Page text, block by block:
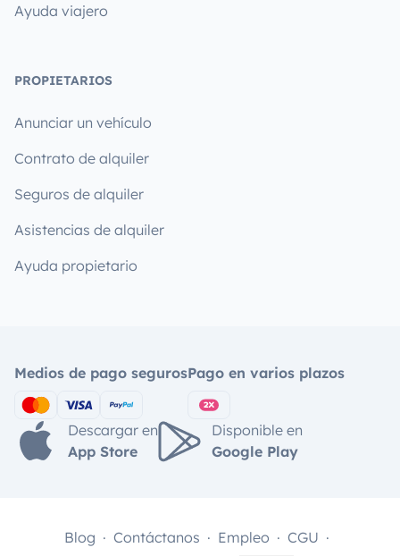
Ayuda viajero
PROPIETARIOS
Anunciar un vehículo
Contrato de alquiler
Seguros de alquiler
Asistencias de alquiler
Ayuda propietario
Medios de pago segurosPago en varios plazos
Descargar en
App Store
Disponible en
Google Play
Blog Contáctanos Empleo CGU